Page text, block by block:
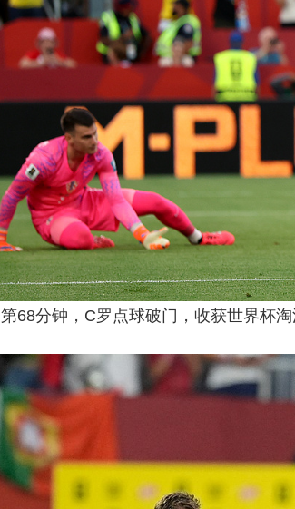
第68分钟，C罗点球破门，收获世界杯